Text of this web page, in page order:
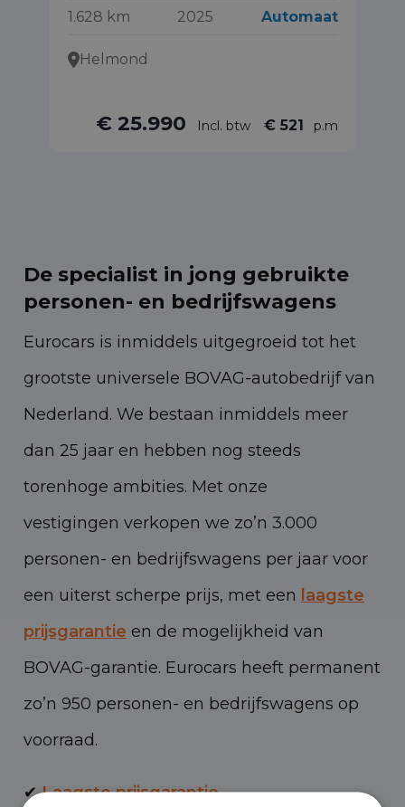
1.628 km 2025 Automaat
Helmond
€ 25.990 Incl. btw € 521 p.m
De specialist in jong gebruikte
personen- en bedrijfswagens
Eurocars is inmiddels uitgegroeid tot het
grootste universele BOVAG-autobedrijf van
Nederland. We bestaan inmiddels meer
dan 25 jaar en hebben nog steeds
torenhoge ambities. Met onze
vestigingen verkopen we zo’n 3.000
personen- en bedrijfswagens per jaar voor
een uiterst scherpe prijs, met een laagste
prijsgarantie en de mogelijkheid van
BOVAG-garantie. Eurocars heeft permanent
zo’n 950 personen- en bedrijfswagens op
voorraad.
✔Laagste prijsgarantie